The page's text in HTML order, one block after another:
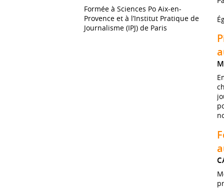
Formée à Sciences Po Aix-en-
Provence et à l’Institut Pratique de
Journalisme (IPJ) de Paris